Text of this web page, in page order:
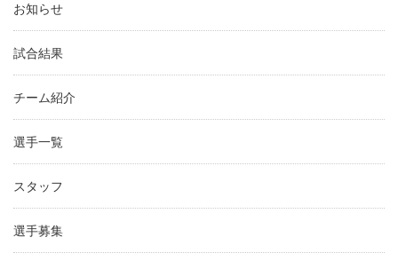
お知らせ
試合結果
チーム紹介
選手一覧
スタッフ
選手募集